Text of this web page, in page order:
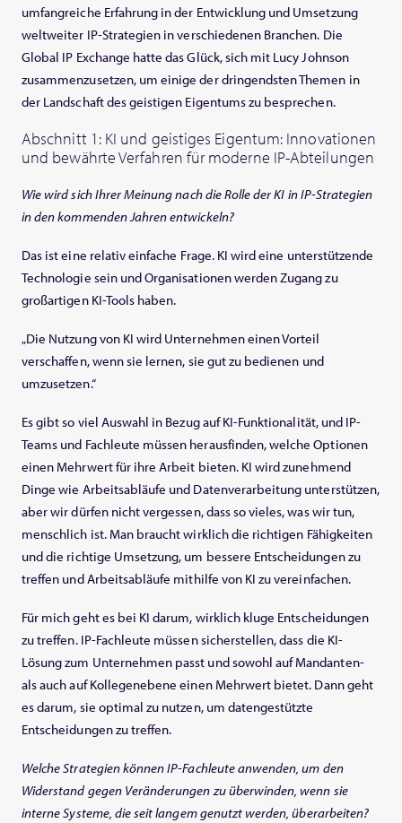
umfangreiche Erfahrung in der Entwicklung und Umsetzung
weltweiter IP-Strategien in verschiedenen Branchen. Die
Global IP Exchange hatte das Glück, sich mit Lucy Johnson
zusammenzusetzen, um einige der dringendsten Themen in
der Landschaft des geistigen Eigentums zu besprechen.
Abschnitt 1: KI und geistiges Eigentum: Innovationen
und bewährte Verfahren für moderne IP-Abteilungen
Wie wird sich Ihrer Meinung nach die Rolle der KI in IP-Strategien
in den kommenden Jahren entwickeln?
Das ist eine relativ einfache Frage. KI wird eine unterstützende
Technologie sein und Organisationen werden Zugang zu
großartigen KI-Tools haben.
„Die Nutzung von KI wird Unternehmen einen Vorteil
verschaffen, wenn sie lernen, sie gut zu bedienen und
umzusetzen.“
Es gibt so viel Auswahl in Bezug auf KI-Funktionalität, und IP-
Teams und Fachleute müssen herausfinden, welche Optionen
einen Mehrwert für ihre Arbeit bieten. KI wird zunehmend
Dinge wie Arbeitsabläufe und Datenverarbeitung unterstützen,
aber wir dürfen nicht vergessen, dass so vieles, was wir tun,
menschlich ist. Man braucht wirklich die richtigen Fähigkeiten
und die richtige Umsetzung, um bessere Entscheidungen zu
treffen und Arbeitsabläufe mithilfe von KI zu vereinfachen.
Für mich geht es bei KI darum, wirklich kluge Entscheidungen
zu treffen. IP-Fachleute müssen sicherstellen, dass die KI-
Lösung zum Unternehmen passt und sowohl auf Mandanten-
als auch auf Kollegenebene einen Mehrwert bietet. Dann geht
es darum, sie optimal zu nutzen, um datengestützte
Entscheidungen zu treffen.
Welche Strategien können IP-Fachleute anwenden, um den
Widerstand gegen Veränderungen zu überwinden, wenn sie
interne Systeme, die seit langem genutzt werden, überarbeiten?